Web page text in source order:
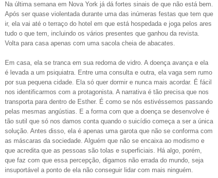
Na última semana em Nova York já dá fortes sinais de que não está bem.
Após ser quase violentada durante uma das inúmeras festas que tem que
ir, ela vai até o terraço do hotel em que está hospedada e joga pelos ares
tudo o que tem, incluindo os vários presentes que ganhou da revista.
Volta para casa apenas com uma sacola cheia de abacates.
Em casa, ela se tranca em sua redoma de vidro. A doença avança e ela
é levada a um psiquiatra. Entre uma consulta e outra, ela vaga sem rumo
por sua pequena cidade. Ela só quer dormir e nunca mais acordar. É fácil
nos identificarmos com a protagonista. A narrativa é tão precisa que nos
transporta para dentro de Esther. É como se nós estivéssemos passando
pelas mesmas angústias. E a forma com que a doença se desenvolve é
tão sutil que só nos damos conta quando o suicídio começa a ser a única
solução. Antes disso, ela é apenas uma garota que não se conforma com
as máscaras da sociedade. Alguém que não se encaixa ao modismo e
que acredita que as pessoas são tolas e superficiais. Há algo, porém,
que faz com que essa percepção, digamos não errada do mundo, seja
insuportável a ponto de ela não conseguir lidar com mais ninguém.